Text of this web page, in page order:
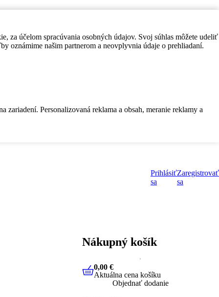
za účelom spracúvania osobných údajov. Svoj súhlas môžete udeliť
oznámime našim partnerom a neovplyvnia údaje o prehliadaní.
Personalizovaná reklama a obsah, meranie reklamy a
Prihlásiť
sa
Zaregistrovať
sa
Nákupný košík
0,00 €Aktuálna cena košíku
0,00 €
Aktuálna cena košíku
Objednať dodanie